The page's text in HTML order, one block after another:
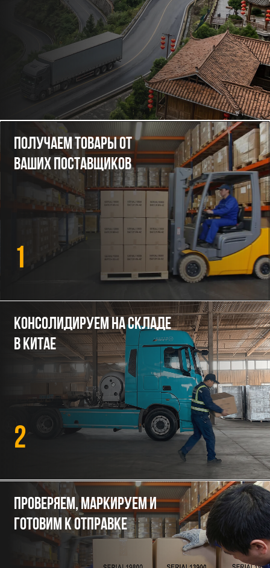
ваших поставщиков
Консолидируем на складе
в Китае
2
Проверяем, маркируем и
готовим к отправке
других клиентов и формируем
сборную машину в Россию